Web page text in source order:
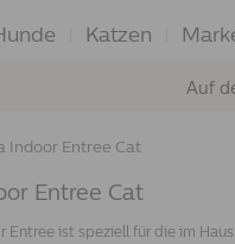
Katzen
Auf
Indoor Entree Cat
Entree Cat
Entree ist speziell für die im Haus